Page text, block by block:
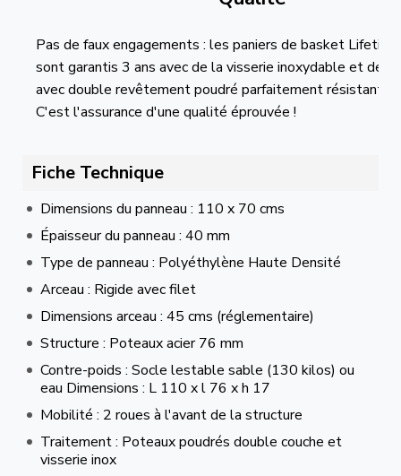
Pas de faux engagements : les paniers de basket
sont garantis 3 ans avec de la visserie inoxydable et des
avec double revêtement poudré parfaitement résistant à
C'est l'assurance d'une qualité éprouvée !
Fiche Technique
Dimensions du panneau : 110 x 70 cms
Épaisseur du panneau : 40 mm
Type de panneau : Polyéthylène Haute Densité
Arceau : Rigide avec filet
Dimensions arceau : 45 cms (réglementaire)
Structure : Poteaux acier 76 mm
Contre-poids : Socle lestable sable (130 kilos) ou
eau Dimensions : L 110 x l 76 x h 17
Mobilité : 2 roues à l'avant de la structure
Traitement : Poteaux poudrés double couche et
visserie inox